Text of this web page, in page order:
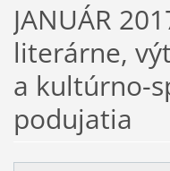
JANUÁR
literárne,
a kultúrno-
podujatia